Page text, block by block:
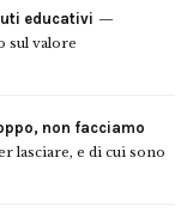
educativi
sul valore
non facciamo
lasciare, e di cui sono